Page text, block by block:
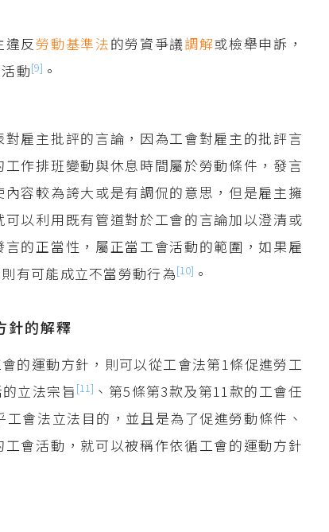
違反勞動基準法的勞資爭議調解或檢舉申訴，
動[9] 。
雇主批評的言論，因為工會對雇主的批評言
作排班變動與休息時間屬於勞動條件，發言
容較為誇大或是有調侃的意思，但是雇主擁
以利用既有管道對於工會的言論加以澄清或
的正當性，屬正當工會活動的範圍，如果雇
有可能成立不當勞動行為[10] 。
針的解釋
的運動方針，則可以從工會法第1條促進勞工
立法宗旨 [11] 、第5條第3款及第11款的工會任
工會法立法目的，並且是為了促進勞動條件、
會活動，就可以被稱作依循工會的運動方針